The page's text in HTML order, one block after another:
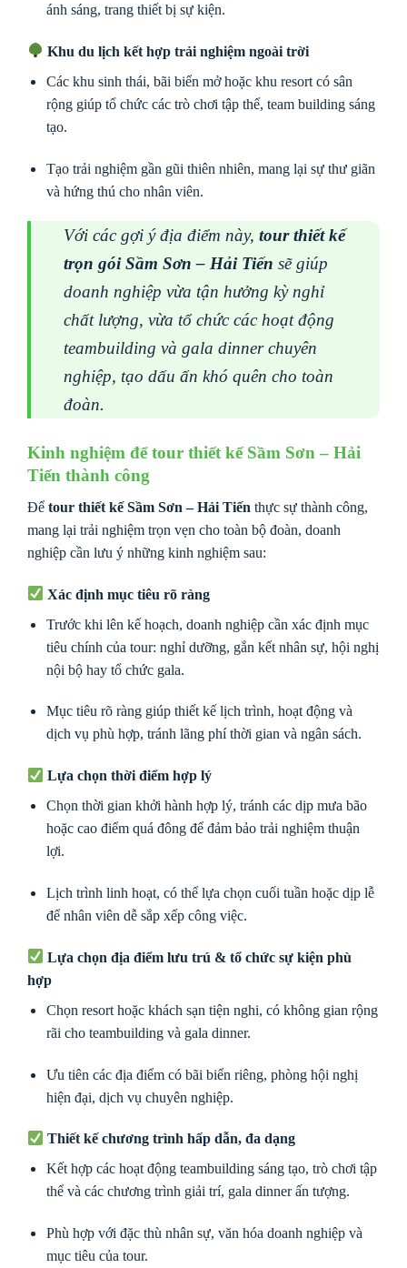
ánh sáng, trang thiết bị sự kiện.
Khu du lịch kết hợp trải nghiệm ngoài trời
Các khu sinh thái, bãi biển mở hoặc khu resort có sân
rộng giúp tổ chức các trò chơi tập thể, team building sáng
tạo.
Tạo trải nghiệm gần gũi thiên nhiên, mang lại sự thư giãn
và hứng thú cho nhân viên.
Với các gợi ý địa điểm này, tour thiết kế
trọn gói Sầm Sơn – Hải Tiến sẽ giúp
doanh nghiệp vừa tận hưởng kỳ nghỉ
chất lượng, vừa tổ chức các hoạt động
teambuilding và gala dinner chuyên
nghiệp, tạo dấu ấn khó quên cho toàn
đoàn.
Kinh nghiệm để tour thiết kế Sầm Sơn – Hải
Tiến thành công
Để tour thiết kế Sầm Sơn – Hải Tiến thực sự thành công,
mang lại trải nghiệm trọn vẹn cho toàn bộ đoàn, doanh
nghiệp cần lưu ý những kinh nghiệm sau:
Xác định mục tiêu rõ ràng
Trước khi lên kế hoạch, doanh nghiệp cần xác định mục
tiêu chính của tour: nghỉ dưỡng, gắn kết nhân sự, hội nghị
nội bộ hay tổ chức gala.
Mục tiêu rõ ràng giúp thiết kế lịch trình, hoạt động và
dịch vụ phù hợp, tránh lãng phí thời gian và ngân sách.
Lựa chọn thời điểm hợp lý
Chọn thời gian khởi hành hợp lý, tránh các dịp mưa bão
hoặc cao điểm quá đông để đảm bảo trải nghiệm thuận
lợi.
Lịch trình linh hoạt, có thể lựa chọn cuối tuần hoặc dịp lễ
để nhân viên dễ sắp xếp công việc.
Lựa chọn địa điểm lưu trú & tổ chức sự kiện phù
hợp
Chọn resort hoặc khách sạn tiện nghi, có không gian rộng
rãi cho teambuilding và gala dinner.
Ưu tiên các địa điểm có bãi biển riêng, phòng hội nghị
hiện đại, dịch vụ chuyên nghiệp.
Thiết kế chương trình hấp dẫn, đa dạng
Kết hợp các hoạt động teambuilding sáng tạo, trò chơi tập
thể và các chương trình giải trí, gala dinner ấn tượng.
Phù hợp với đặc thù nhân sự, văn hóa doanh nghiệp và
mục tiêu của tour.